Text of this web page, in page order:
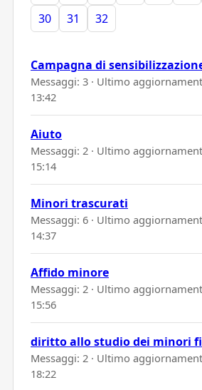
30
31 32
Campagna di
Messaggi: 3 · Ultimo
13:42
Aiuto
Messaggi: 2 · Ultimo
15:14
Minori trascurati
Messaggi: 6 · Ultimo
14:37
Affido minore
Messaggi: 2 · Ultimo
15:56
diritto allo studio dei minori
Messaggi: 2 · Ultimo
18:22